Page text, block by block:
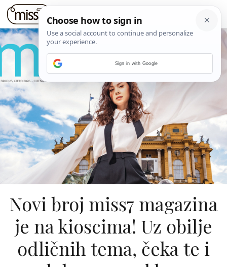
Novi broj miss7 magazina
je na kioscima! Uz obilje
odličnih tema, čeka te i
Sign in with Google